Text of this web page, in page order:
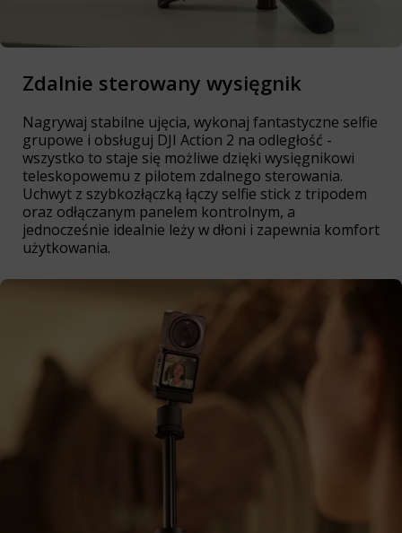
Zdalnie sterowany wysięgnik
Nagrywaj stabilne ujęcia, wykonaj fantastyczne selfie
grupowe i obsługuj DJI Action 2 na odległość -
wszystko to staje się możliwe dzięki wysięgnikowi
teleskopowemu z pilotem zdalnego sterowania.
Uchwyt z szybkozłączką łączy selfie stick z tripodem
oraz odłączanym panelem kontrolnym, a
jednocześnie idealnie leży w dłoni i zapewnia komfort
użytkowania.